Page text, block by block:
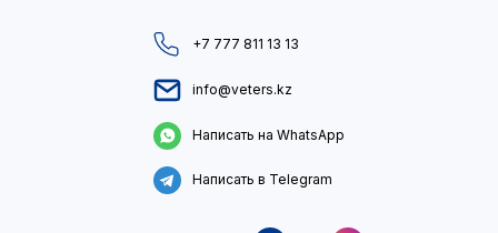
+7 777 811 13 13
info@veters.kz
Написать на WhatsApp
Написать в Telegram